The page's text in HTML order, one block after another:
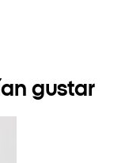
gustar